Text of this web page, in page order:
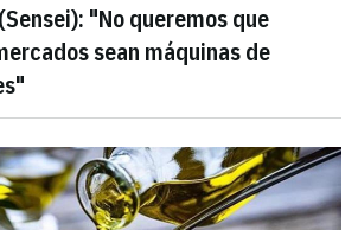
"No queremos que
sean máquinas de